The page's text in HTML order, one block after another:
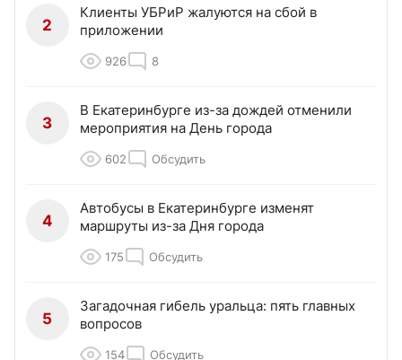
2
Клиенты УБРиР жалуются на сбой в
приложении
926 8
3
В Екатеринбурге из-за дождей отменили
мероприятия на День города
602 Обсудить
4
Автобусы в Екатеринбурге изменят
маршруты из-за Дня города
175 Обсудить
5
Загадочная гибель уральца: пять главных
вопросов
154 Обсудить